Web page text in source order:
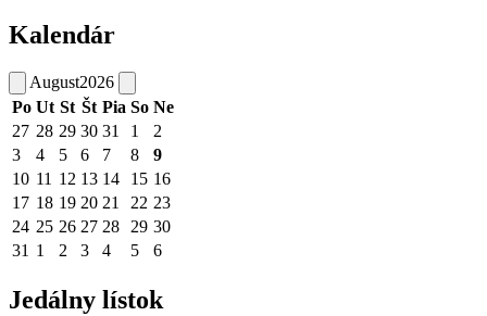
Kalendár
August2026
Po Ut St Št Pia So Ne
27 28 29 30 31 1
2
3
4 5 6 7 8
9
10 11 12 13 14 15 16
17 18 19 20 21 22 23
24 25 26 27 28 29 30
31 1 2 3 4 5 6
Jedálny lístok